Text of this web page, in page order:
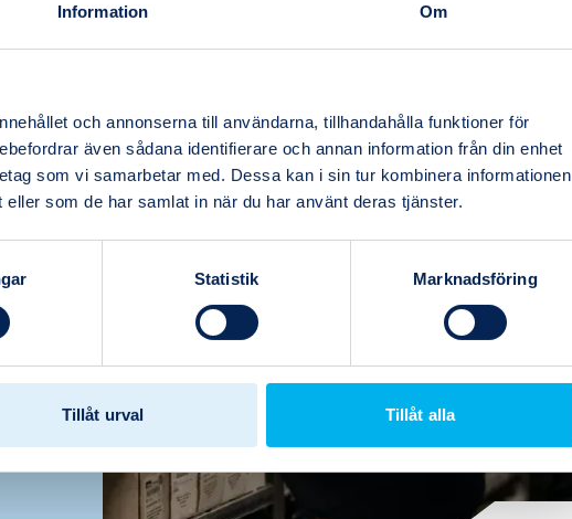
Information Om
och annonserna till användarna, tillhandahålla funktioner för
även sådana identifierare och annan information från din enhet
som vi samarbetar med. Dessa kan i sin tur kombinera informationen
som de har samlat in när du har använt deras tjänster.
Statistik Marknadsföring
Tillåt urval Tillåt alla